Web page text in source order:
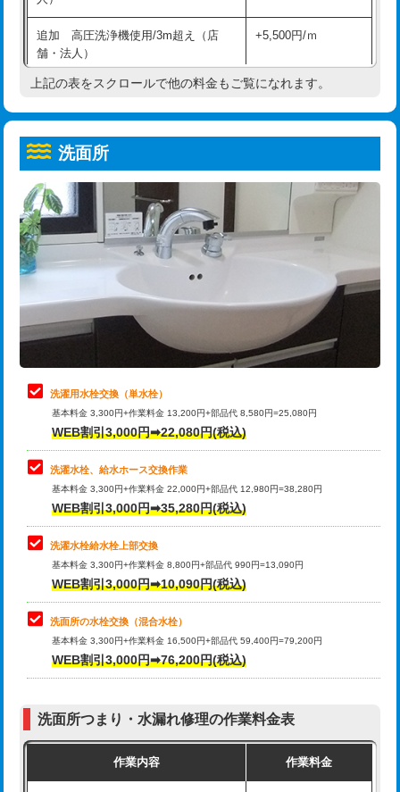
コンクリート斫り（厚さ10㎝超え）
モルタル補修（厚さ10㎝まで） 27,500円
モルタル補修（厚さ10㎝超え） 38,500円
洗面台設置 38,500円
追加人工
廃棄・処分 現場見積
※給水管工事は20mmまでの価格です。
給水管工事※（ホール加工)
給水管工事※（バンド止め) 3,300円
給水管工事※（支持金具設置) 5,500円
給水管工事※（保温材使用（バンド止
め込み）)
5,500円
給水管工事※（土の掘削・埋め戻し作
業)
11,000円
給水管工事※（塩ビ管（VP・HI）使
用/3ｍまで)
33,000円
給水管工事※（塩ビ管（VP・HI）使
用（追加）/3ｍ超え)
給水管工事※（ライニング鋼管・銅
管・ポリ管・HT管使用/3ｍまで)
44,000円
給水管工事※（ライニング鋼管・銅
管・ポリ管・HT管使用/3ｍ超え)
排水管工事（土の掘削・埋め戻し作
業）
排水管工事（排水管工事/3ｍまで） 55,000円
排水管工事（追加 排水管工事/3ｍ超
え）
マス交換（土の掘削・埋め戻し作業）
マス交換（深さ50㎝未満）
マス交換（深さ50㎝以上）
モルタル補修（厚さ10㎝まで） 27,500円
追加 高圧洗浄機使用/3m超え（店
舗・法人）
+5,500円/ｍ
高度高圧洗浄換 現地調査
トーラー機使用/3mまで
追加トーラー機使用/3m超え +3,300円
カメラ調査 33,000円
桝清掃
止水・漏水調査・防水処理・清掃・修
理・調整・分解・加工など（軽作業）
11,000円
止水・漏水調査・防水処理・清掃・修
理・調整・分解・加工など（中作業）
22,000円
止水・漏水調査・防水処理・清掃・修
理・調整・分解・加工など（重作業）
33,000円
キッチンタンク脱着
その他部品の脱着
交換・取付（タンク）
交換・取付(単水栓（壁付・デッキ
式）)
交換・取付(混合水栓（壁付・デッキ
式・ワンホール）)
16,500円+材料費
（P/S/ポップアップ））
交換・取付（その他部品） 11,000円+材料費
持込商品取付（単水栓） 13,200円
上記の表をスクロールで他の料金もご覧になれます。
洗面所
洗濯用水栓交換（単水栓）
基本料金 3,300円+作業料金 13,200円+部品代 8,580円=25,080円
WEB割引3,000円➡22,080円(税込)
洗濯水栓、給水ホース交換作業
基本料金 3,300円+作業料金 22,000円+部品代 12,980円=38,280円
WEB割引3,000円➡35,280円(税込)
洗濯水栓給水栓上部交換
基本料金 3,300円+作業料金 8,800円+部品代 990円=13,090円
WEB割引3,000円➡10,090円(税込)
洗面所の水栓交換（混合水栓）
基本料金 3,300円+作業料金 16,500円+部品代 59,400円=79,200円
WEB割引3,000円➡76,200円(税込)
洗面所つまり・水漏れ修理の作業料金表
作業内容 作業料金